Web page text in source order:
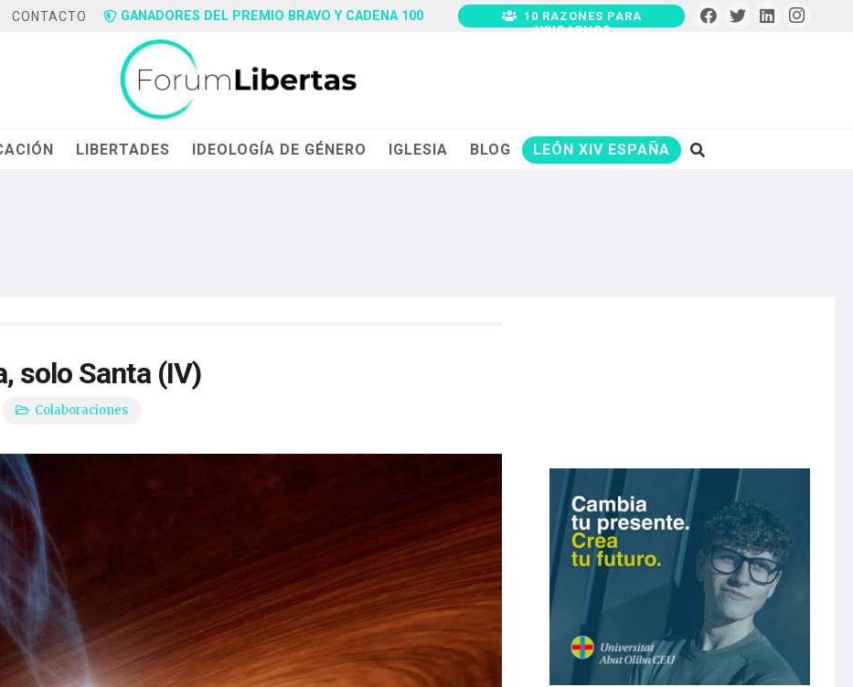
CONTACTO GANADORES DEL PREMIO BRAVO Y CADENA 100
10 RAZONES PARA
AYUDARNOS
LIBERTADES IDEOLOGÍA DE GÉNERO IGLESIA BLOG LEÓN XIV ESPAÑA
solo Santa (IV)
Colaboraciones